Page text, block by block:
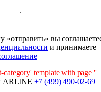
«отправить» вы
и принимаете
category' template with page ''
+7 (499) 490-02-69